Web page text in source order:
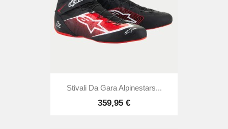
Stivali Da Gara Alpinestars...
359,95 €